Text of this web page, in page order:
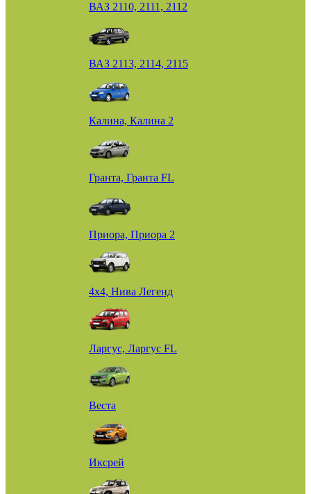
ВАЗ 2110, 2111, 2112
ВАЗ 2113, 2114, 2115
Калина, Калина 2
Гранта, Гранта FL
Приора, Приора 2
4х4, Нива Легенд
Ларгус, Ларгус FL
Веста
Иксрей